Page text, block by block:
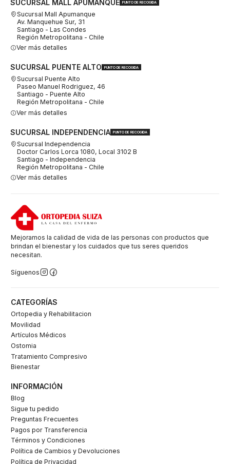
SUCURSAL MALL APUMANQUE PUNTO DE RECOGIDA
Sucursal Mall Apumanque
Av. Manquehue Sur, 31
Santiago - Las Condes
Región Metropolitana - Chile
Ver más detalles
SUCURSAL PUENTE ALTO PUNTO DE RECOGIDA
Sucursal Puente Alto
Paseo Manuel Rodriguez, 46
Santiago - Puente Alto
Región Metropolitana - Chile
Ver más detalles
SUCURSAL INDEPENDENCIA PUNTO DE RECOGIDA
Sucursal Independencia
Doctor Carlos Lorca 1080, Local 3102 B
Santiago - Independencia
Región Metropolitana - Chile
Ver más detalles
Mejoramos la calidad de vida de las personas con productos que
brindan el bienestar y los cuidados que tus seres queridos
necesitan.
Síguenos
CATEGORÍAS
Ortopedia y Rehabilitacion
Movilidad
Artículos Médicos
Ostomia
Tratamiento Compresivo
Bienestar
INFORMACIÓN
Blog
Sigue tu pedido
Preguntas Frecuentes
Pagos por Transferencia
Términos y Condiciones
Política de Cambios y Devoluciones
Política de Privacidad